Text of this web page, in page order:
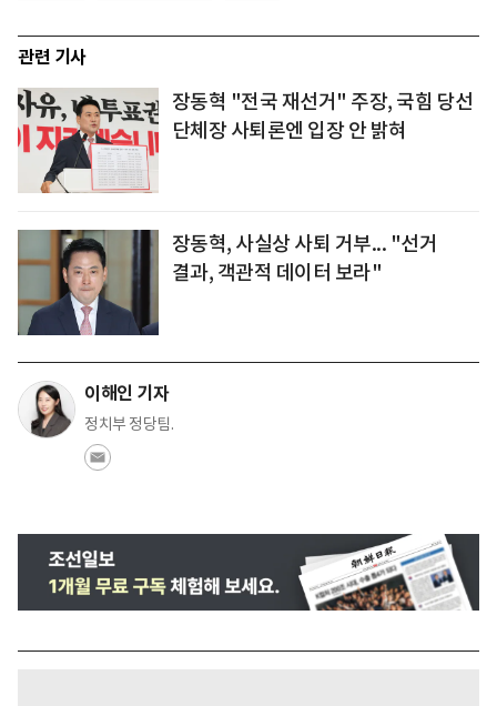
관련 기사
장동혁 "전국 재선거" 주장, 국힘 당선
단체장 사퇴론엔 입장 안 밝혀
장동혁, 사실상 사퇴 거부... "선거
결과, 객관적 데이터 보라"
이해인 기자
정치부 정당팀.